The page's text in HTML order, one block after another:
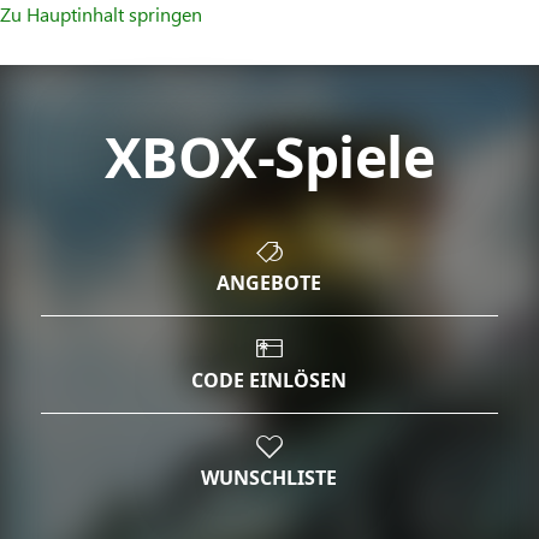
Zu Hauptinhalt springen
XBOX-Spiele
ANGEBOTE
CODE EINLÖSEN
WUNSCHLISTE